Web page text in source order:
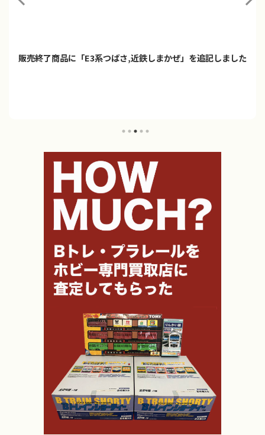
販売終了商品に「E3系つばさ,近鉄しまかぜ」を追記しました